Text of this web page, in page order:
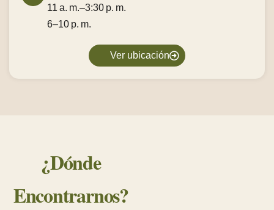
11 a. m.–3:30 p. m.
6–10 p. m.
Ver ubicación
¿Dónde
Encontrarnos?